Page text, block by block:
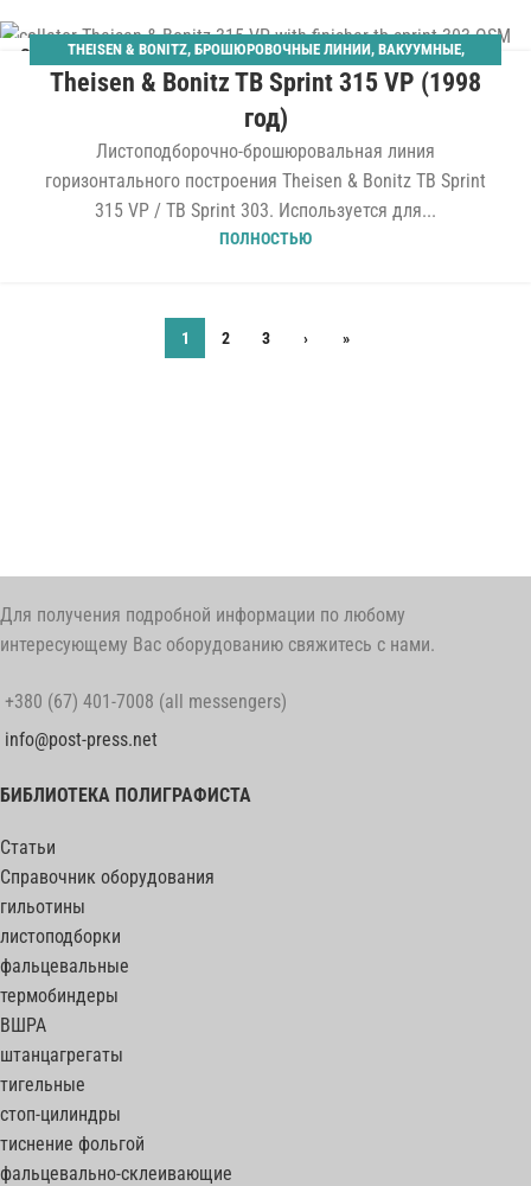
04 THEISEN & BONITZ, БРОШЮРОВОЧНЫЕ ЛИНИИ, ВАКУУМНЫЕ,
ГОРИЗОНТАЛЬНЫЕ ,ЛИСТОПОДБОРКИ
Theisen & Bonitz TB Sprint 315 VP (1998
год)
Листоподборочно-брошюровальная линия
горизонтального построения Theisen & Bonitz TB Sprint
315 VP / TB Sprint 303. Используется для...
ПОЛНОСТЬЮ
1 2 3 › »
Для получения подробной информации по любому
интересующему Вас оборудованию свяжитесь с нами.
+380 (67) 401-7008 (all messengers)
info@post-press.net
БИБЛИОТЕКА ПОЛИГРАФИСТА
Статьи
Справочник оборудования
гильотины
листоподборки
фальцевальные
термобиндеры
ВШРА
штанцагрегаты
тигельные
стоп-цилиндры
тиснение фольгой
фальцевально-склеивающие